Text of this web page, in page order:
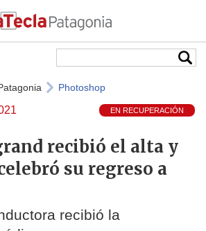
Photoshop
EN RECUPERACIÓN
recibió el alta y
su regreso a
recibió la